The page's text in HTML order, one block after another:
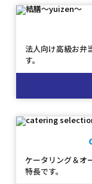
法人向け高級お弁
す。
ケータリング＆オ
特長です。